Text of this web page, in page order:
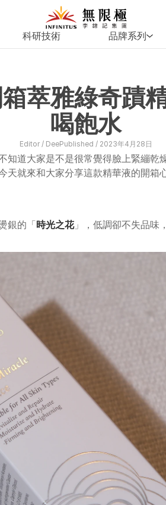
科研技術 品牌系列
箱萃雅綠奇蹟
喝飽水
Editor / DeePublished / 2023年4月28日
知道大家是不是很常覺得臉上緊繃
就來和大家分享這款精華液的開箱
銀的「時光之花」，低調卻不失品味